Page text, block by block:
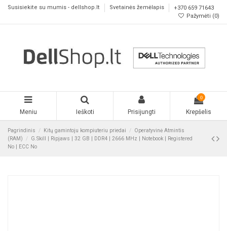
Susisiekite su mumis - dellshop.lt Svetainės žemėlapis
+370 659 71643
Pažymėti (0)
Meniu Ieškoti Prisijungti
0
Krepšelis
Pagrindinis Kitų gamintoju kompiuteriu priedai
Operatyvinė Atmintis
(RAM)
G.Skill | Ripjaws | 32 GB | DDR4 | 2666 MHz | Notebook | Registered
No | ECC No